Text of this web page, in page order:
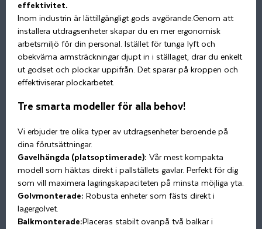
effektivitet.
Inom industrin är lättillgängligt gods avgörande.Genom att
installera utdragsenheter skapar du en mer ergonomisk
arbetsmiljö för din personal. Istället för tunga lyft och
obekväma armsträckningar djupt in i ställaget, drar du enkelt
ut godset och plockar uppifrån. Det sparar på kroppen och
effektiviserar plockarbetet.
Tre smarta modeller för alla behov!
Vi erbjuder tre olika typer av utdragsenheter beroende på
dina förutsättningar.
Gavelhängda (platsoptimerade): Vår mest kompakta
modell som häktas direkt i pallställets gavlar. Perfekt för dig
som vill maximera lagringskapaciteten på minsta möjliga yta.
Golvmonterade: Robusta enheter som fästs direkt i
lagergolvet.
Balkmonterade:Placeras stabilt ovanpå två balkar i